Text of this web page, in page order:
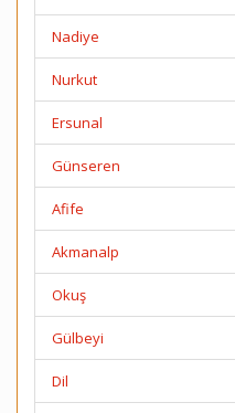
Nadiye
Nurkut
Ersunal
Günseren
Afife
Akmanalp
Okuş
Gülbeyi
Dil